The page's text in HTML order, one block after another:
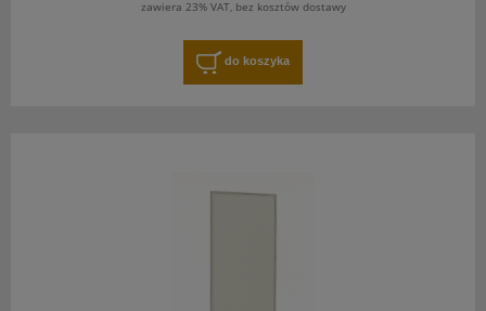
zawiera 23% VAT, bez kosztów dostawy
do koszyka